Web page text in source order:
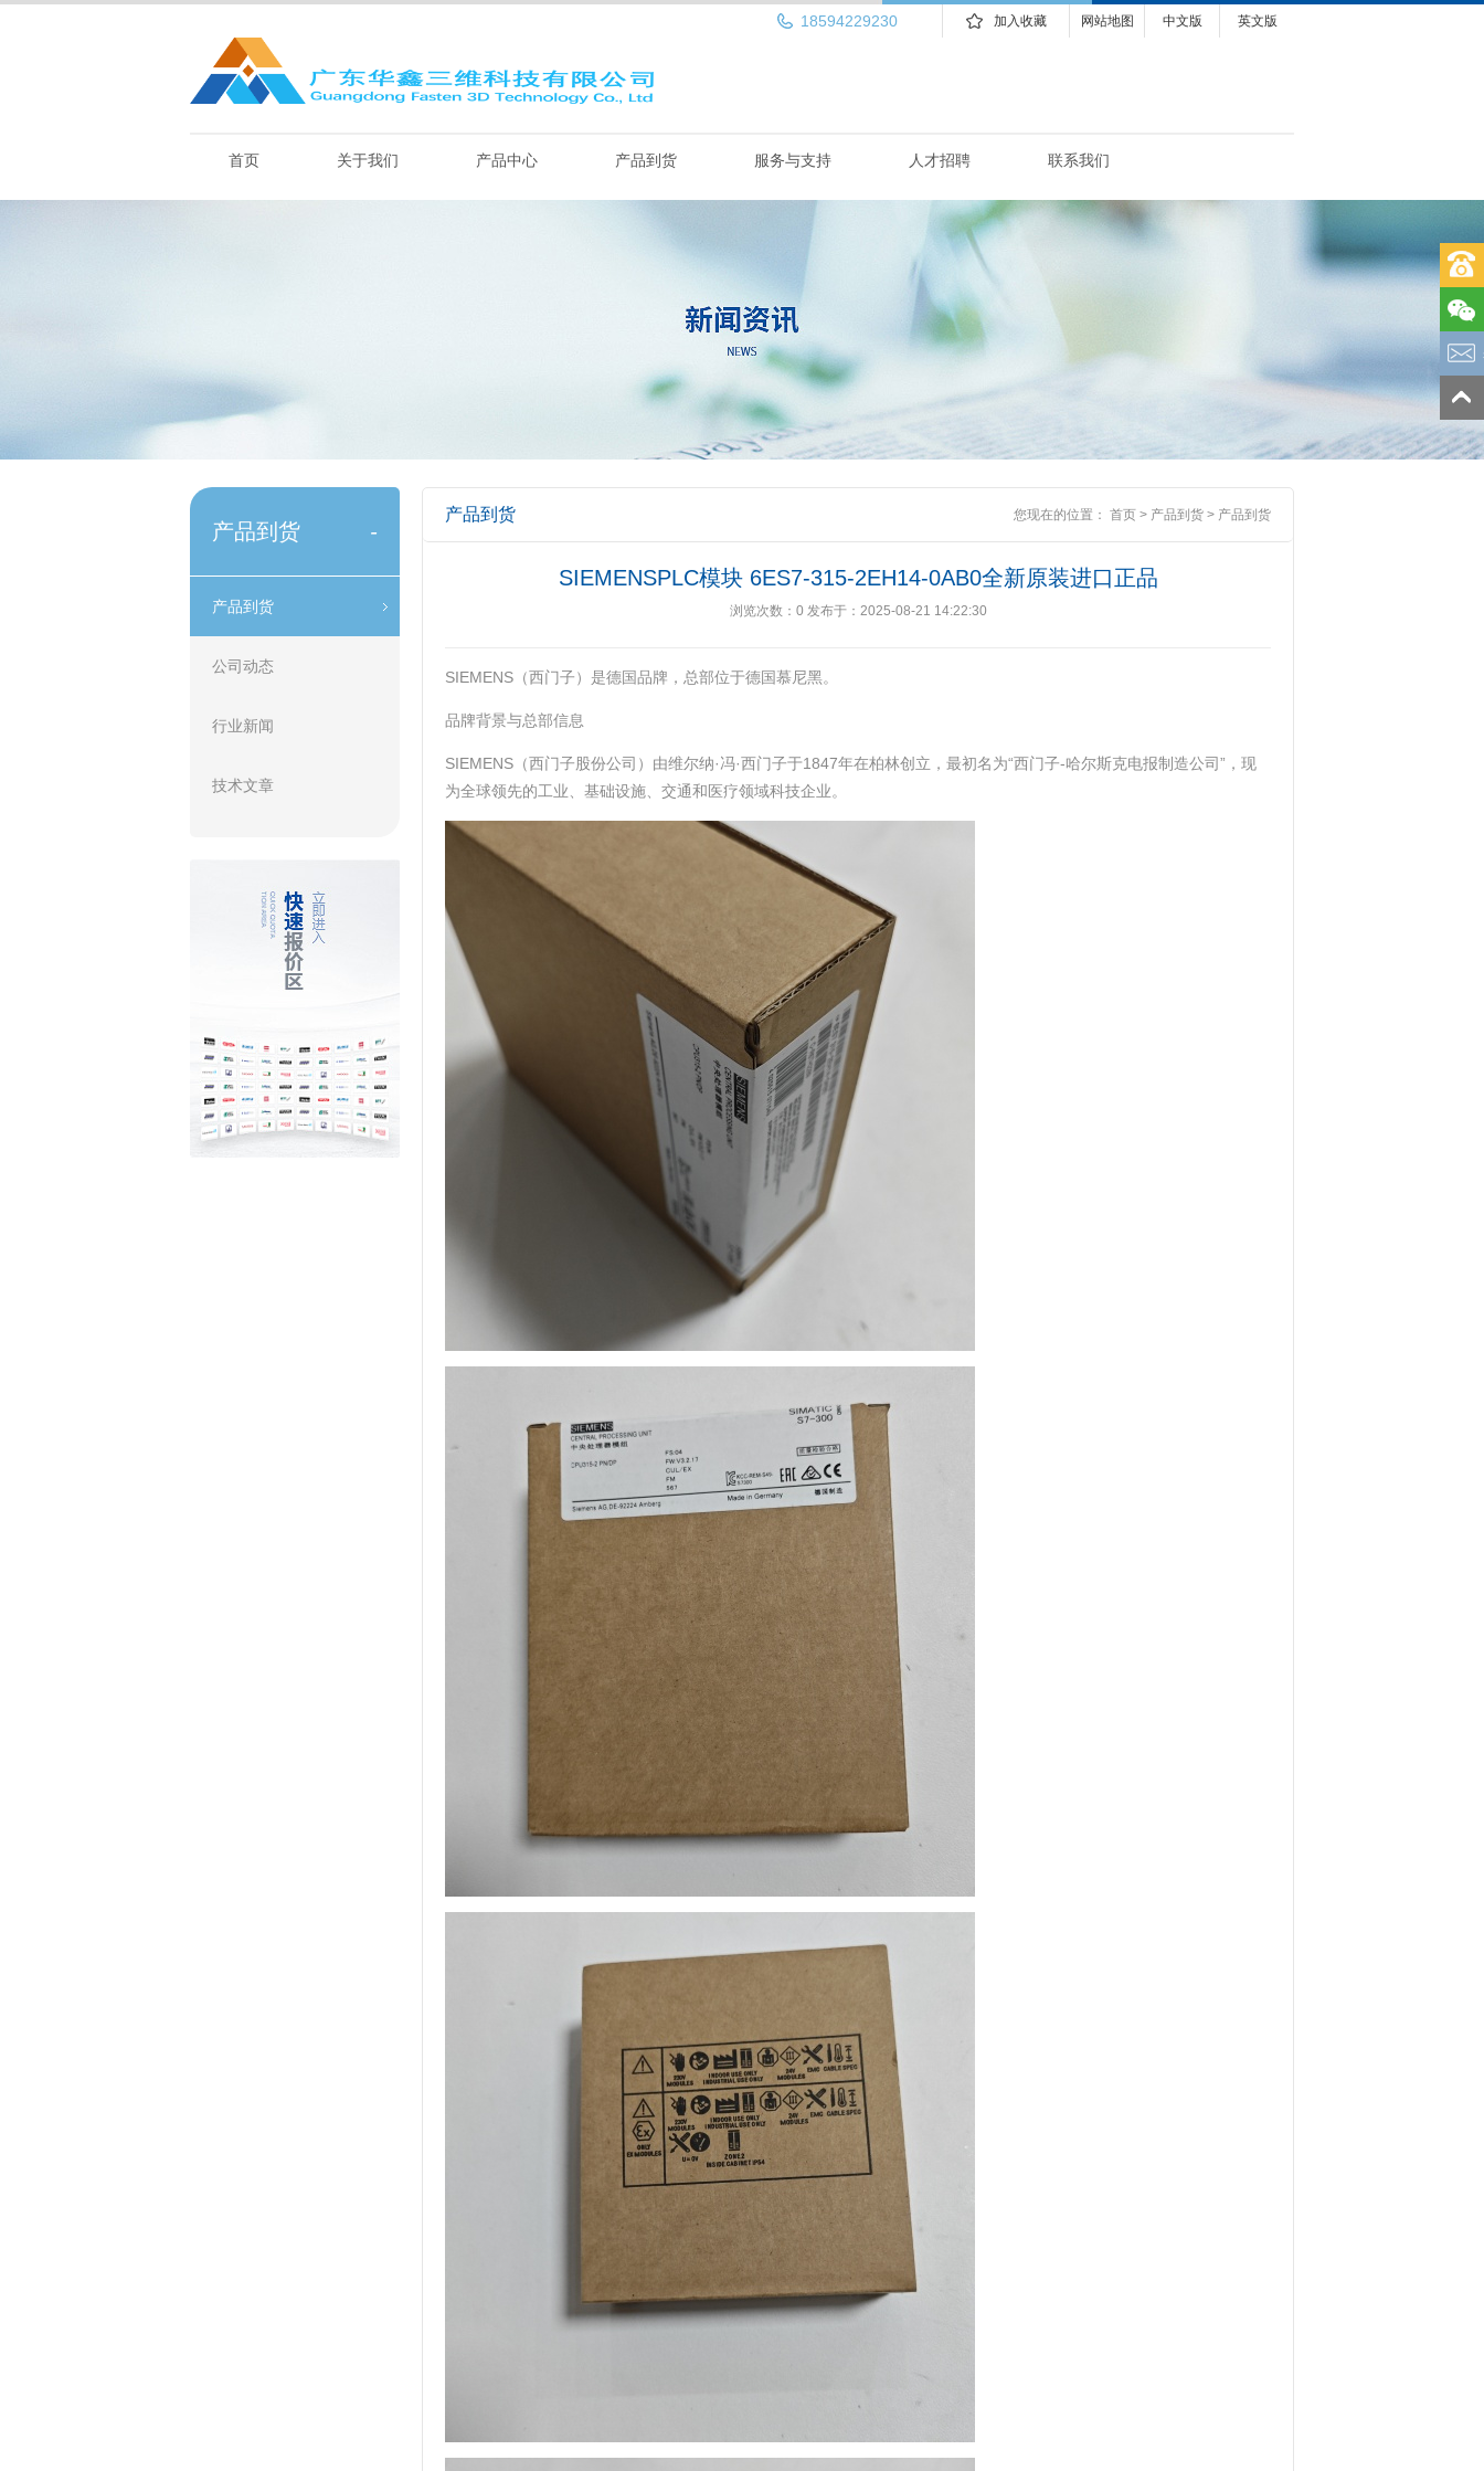
英文版
中文版
网站地图
加入收藏
18594229230
首页 关于我们 产品中心 产品到货 服务与支持 人才招聘 联系我们
产品到货 -
产品到货
公司动态
行业新闻
技术文章
产品到货 您现在的位置： 首页 > 产品到货 > 产品到货
SIEMENSPLC模块 6ES7-315-2EH14-0AB0全新原装进口正品
浏览次数： 0 发布于：2025-08-21 14:22:30
SIEMENS（西门子）是德国品牌，总部位于德国慕尼黑。
‌品牌背景与总部信息
SIEMENS（西门子股份公司）由维尔纳·冯·西门子于1847年在柏林创立，最初名为“西门子-哈尔斯克电报制造公司”，现
为全球领先的工业、基础设施、交通和医疗领域科技企业。